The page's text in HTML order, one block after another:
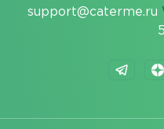
support@caterme.ru